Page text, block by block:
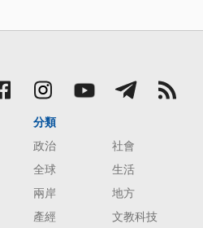
分類
政治
社會
全球
生活
兩岸
地方
產經
文教科技